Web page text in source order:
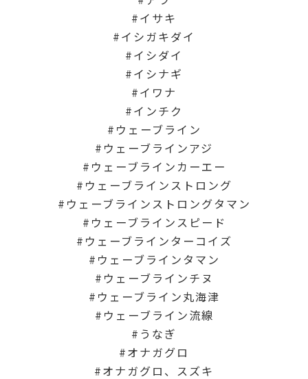
イサキ
イシガキダイ
イシダイ
イシナギ
イワナ
インチク
ウェーブライン
ウェーブラインアジ
ウェーブラインカーエー
ウェーブラインストロング
ウェーブラインストロングタマン
ウェーブラインスピード
ウェーブラインターコイズ
ウェーブラインタマン
ウェーブラインチヌ
ウェーブライン丸海津
ウェーブライン流線
うなぎ
オナガグロ
オナガグロ、スズキ